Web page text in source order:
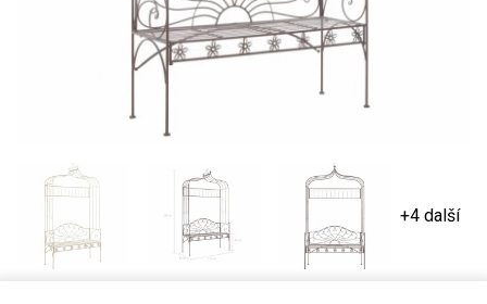
+4 další